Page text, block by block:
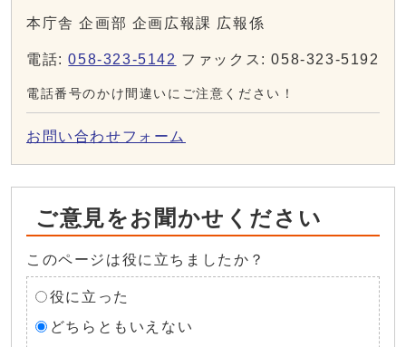
本庁舎 企画部 企画広報課 広報係
電話:058-323-5142 ファックス: 058-323-5192
電話番号のかけ間違いにご注意ください！
お問い合わせフォーム
ご意見をお聞かせください
このページは役に立ちましたか？
役に立った
どちらともいえない